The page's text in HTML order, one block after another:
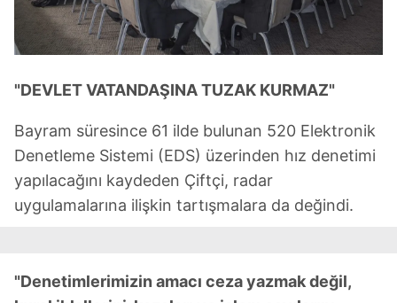
"DEVLET VATANDAŞINA TUZAK KURMAZ"
Bayram süresince 61 ilde bulunan 520 Elektronik
Denetleme Sistemi (EDS) üzerinden hız denetimi
yapılacağını kaydeden Çiftçi, radar
uygulamalarına ilişkin tartışmalara da değindi.
"Denetimlerimizin amacı ceza yazmak değil,